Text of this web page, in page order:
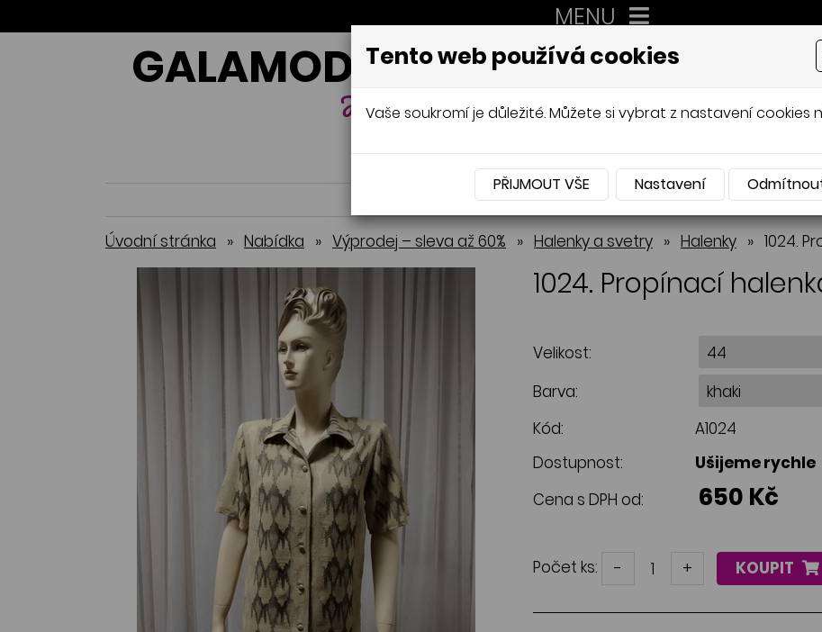
MENU
GALAMODA-XXL
Jana Mládková
AUTORSKÉ ŠITÍ, DÁMSKÉ
NABÍDKA
Úvodní stránka » Nabídka » Výprodej – sleva až 60% » Halenky a svetry » Halenky » 1024.
1024. Propínací
Velikost:
Barva:
Kód:
A1024
Dostupnost:
Ušijeme rychle
Cena s DPH od:
650 Kč
Počet ks: - + KOUPIT
Tento web používá cookies
Vaše soukromí je důležité. Můžete si vybrat z nastavení cookies
PŘIJMOUT VŠE Nastavení